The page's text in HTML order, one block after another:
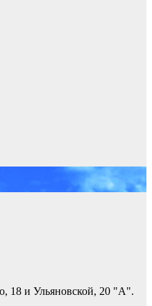
18 и Ульяновской, 20 "А".